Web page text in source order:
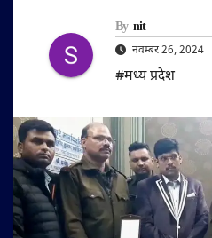
By nit
नवम्बर 26, 2024
#मध्य प्रदेश